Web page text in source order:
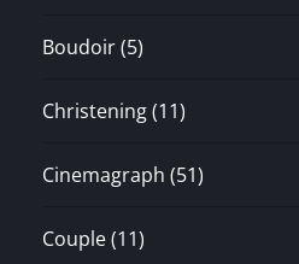
Boudoir(5)
Christening(11)
Cinemagraph (51)
Couple(11)